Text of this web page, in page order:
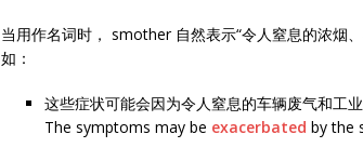
当用作名词时， smother 自然表示“令人窒息的浓烟
如：
这些症状可能会因为令人窒息的车辆废气和工业
The symptoms may be exacerbated by the